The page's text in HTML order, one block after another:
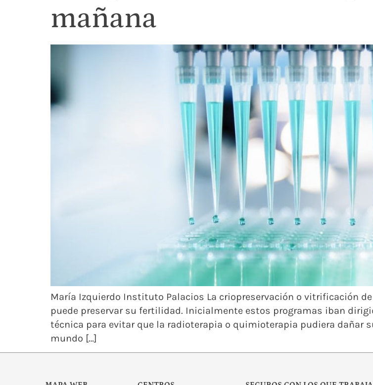
mañana
María Izquierdo Instituto Palacios La criopreservación o vitrificación
puede preservar su fertilidad. Inicialmente estos programas iban
técnica para evitar que la radioterapia o quimioterapia pudiera dañar
mundo […]